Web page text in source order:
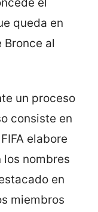
queda en
Bronce al
un proceso
consiste en
elabore
nombres
en
miembros